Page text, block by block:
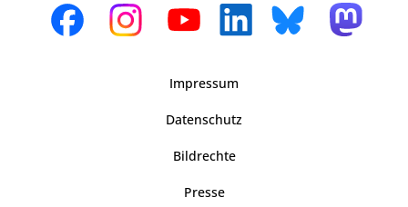
Impressum
Datenschutz
Bildrechte
Presse